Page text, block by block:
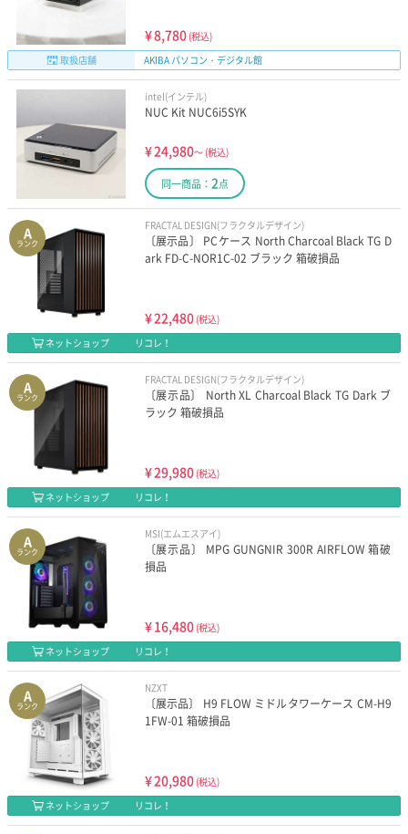
¥8,780 (税込)
取扱店舗
AKIBA パソコン・デジタル館
intel(インテル)
NUC Kit NUC6i5SYK
¥24,980～ (税込)
同一商品： 2点
A
ランク
FRACTAL DESIGN(フラクタルデザイン)
〔展示品〕 PCケース North Charcoal Black TG D
ark FD-C-NOR1C-02 ブラック 箱破損品
¥22,480 (税込)
ネットショップ
リコレ！
A
ランク
FRACTAL DESIGN(フラクタルデザイン)
〔展示品〕 North XL Charcoal Black TG Dark ブ
ラック 箱破損品
¥29,980 (税込)
ネットショップ
リコレ！
A
ランク
MSI(エムエスアイ)
〔展示品〕 MPG GUNGNIR 300R AIRFLOW 箱破
損品
¥16,480 (税込)
ネットショップ
リコレ！
A
ランク
NZXT
〔展示品〕 H9 FLOW ミドルタワーケース CM-H9
1FW-01 箱破損品
¥20,980 (税込)
ネットショップ
リコレ！